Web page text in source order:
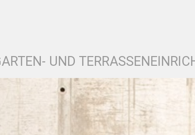
UND